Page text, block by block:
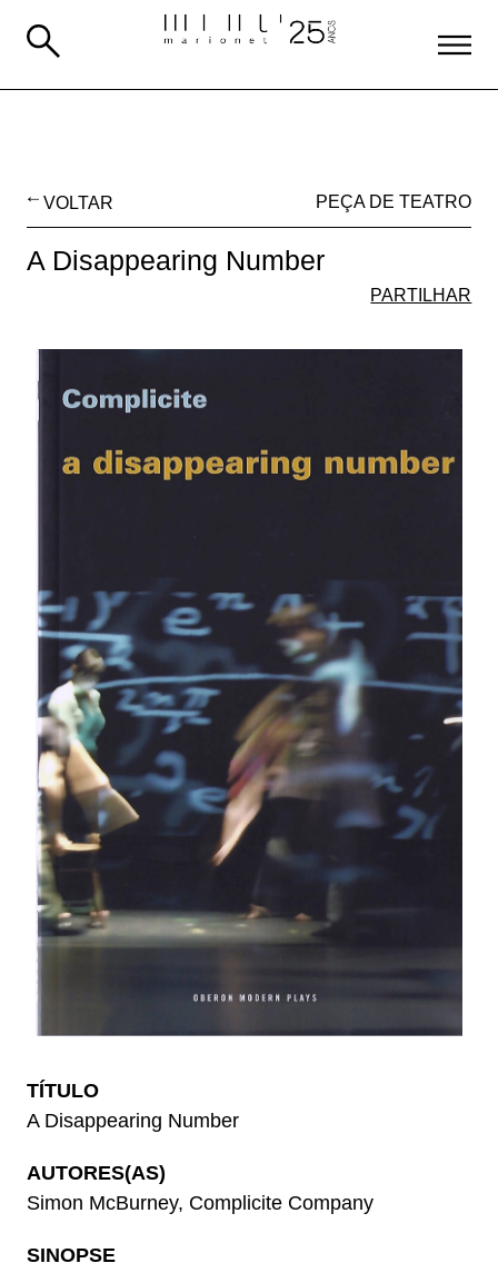
VOLTAR PEÇA DE TEATRO
A Disappearing Number
PARTILHAR
TÍTULO
A Disappearing Number
AUTORES(AS)
Simon McBurney, Complicite Company
SINOPSE